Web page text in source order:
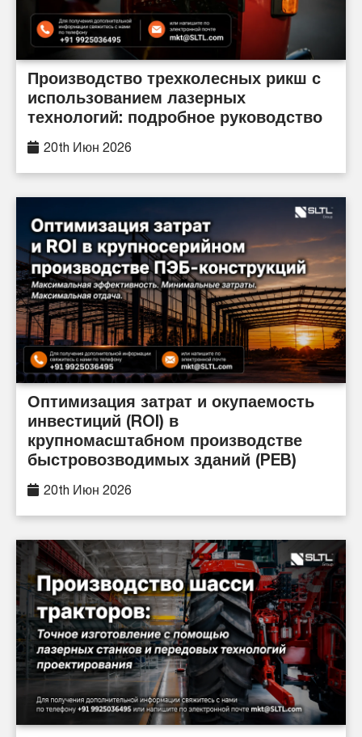
Производство трехколесных рикш с
использованием лазерных
технологий: подробное руководство
20th Июн 2026
Оптимизация затрат и окупаемость
инвестиций (ROI) в
крупномасштабном производстве
быстровозводимых зданий (PEB)
20th Июн 2026